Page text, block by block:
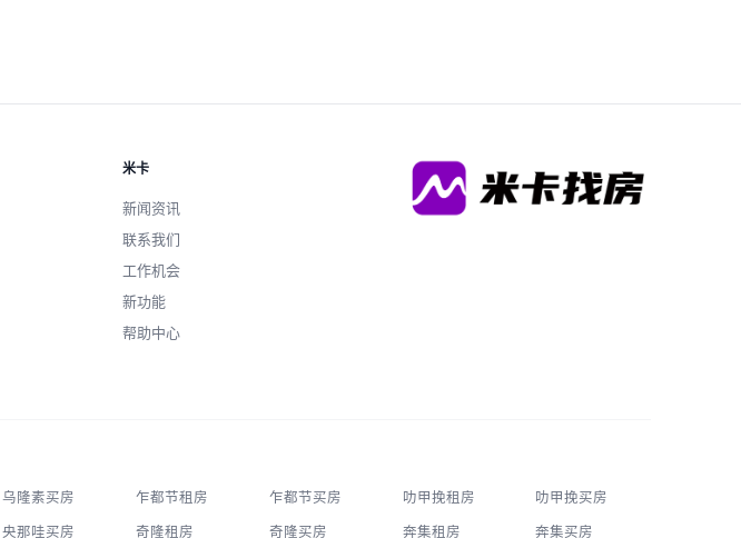
米卡
新闻资讯
联系我们
工作机会
新功能
帮助中心
乌隆素买房 乍都节租房 乍都节买房 叻甲挽租房 叻甲挽买房
央那哇买房 奇隆租房 奇隆买房 奔集租房 奔集买房